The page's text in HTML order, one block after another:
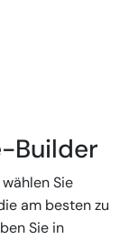
Builder
Sie
am besten zu
Sie in